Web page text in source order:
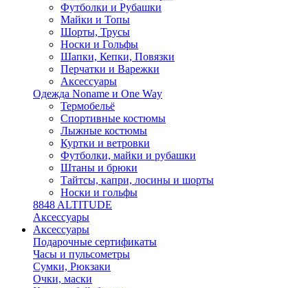
Футболки и Рубашки
Майки и Топы
Шорты, Трусы
Носки и Гольфы
Шапки, Кепки, Повязки
Перчатки и Варежки
Аксессуары
Одежда Noname и One Way
Термобельё
Спортивные костюмы
Лыжные костюмы
Куртки и ветровки
Футболки, майки и рубашки
Штаны и брюки
Тайтсы, капри, лосины и шорты
Носки и гольфы
8848 ALTITUDE
Аксессуары
Аксессуары
Подарочные сертификаты
Часы и пульсометры
Сумки, Рюкзаки
Очки, маски